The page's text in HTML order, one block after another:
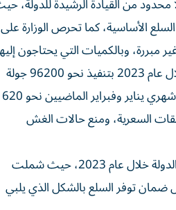
الأساسية، كما تحرص الوزارة على
وبالكميات التي يحتاجون
وكشف عن قيام فرق العمل المعنية بالوزارة ودوائر التنمية الاقتصادية في مختلف أسواق الدولة خلال عام 2023 بتنفيذ نحو 96200 جولة
تفتيشية، أسفرت عن 6645 مخالفة، بينما بلغ عدد الجولات التفتيشية التي قامت بها الوزارة خلال شهري يناير وفبراير الماضيين نحو 620
السعرية، ومنع حالات الغش
وذكر أن إدارة حماية المستهلك بالوزارة، عقدت أكثر من 26 اجتماعاً مع موردي السلع الأساسية في الدولة خلال عام 2023، حيث شملت
ضمان توفر السلع بالشكل الذي يلبي